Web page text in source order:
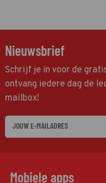
Nieuwsbrief
Schrijf je in voor de
ontvang iedere dag de
mailbox!
Mobiele apps